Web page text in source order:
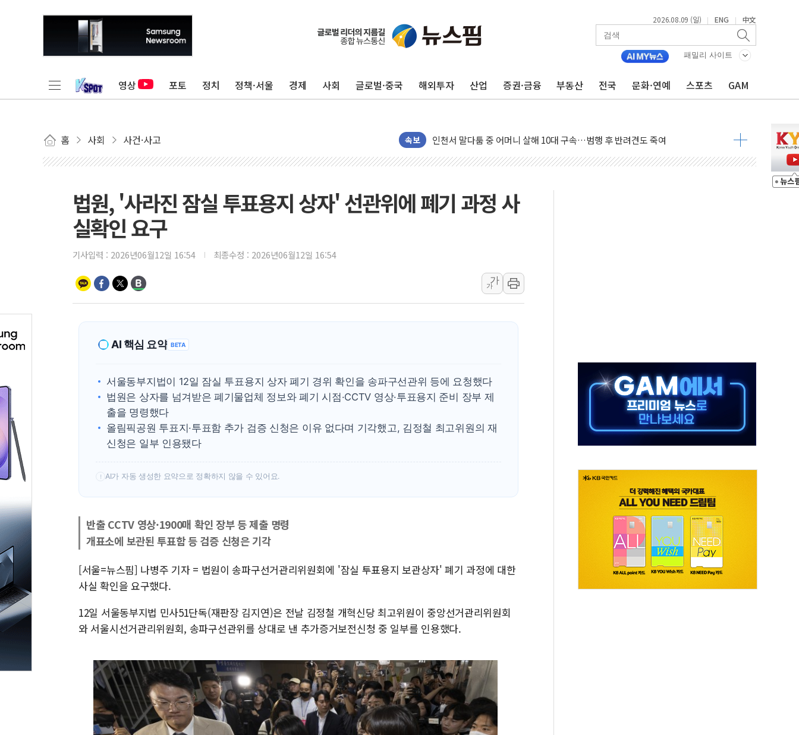
2026.08.09 (일) | ENG | 中文
패밀리 사이트
영상 포토 정치 정책·서울 경제 사회 글로벌·중국 해외투자 산업 증권·금융 부동산 전국 문화·연예 스포츠 GAM
홈 사회 사건·사고 속보
평택 진위면 공장서 질식사고 발생…작업자 1명 숨져
포항 블루밸리 국가산단에 '철강 AI융합실증센터' 들어선다
[종합] 김민석, 정청래에 누적 1.48%p 차 선두 유지...金 46.01% vs 鄭 44.53%
민주당 경북도당위원장에 오중기 당선...합산득표율 68.63%
김민석, 강원·대구·경북 경선서 정청래에 승리…金 48.54% vs 鄭 44.40%
[속보] 민주, 강원·대구·경북 경선 결과...김민석 48.54% 정청래 44.40%
[속보] 민주, 대구 경선 결과 발표...정청래 47.82% 김민석 46.35% 송영길 5.83%
[속보] 민주, 강원 경선 결과 발표...김민석 50.30% 정청래 41.94% 송영길 7.76%
인천시 광복절 현수막 '태극기 거꾸로' 논란…이틀만에 철거
병무청, 보충역 전면 손질… 예술·체육요원 최대 33% 감축
여야, 황희 '버스 하우스' 공방…野 "청년 우롱 기괴" vs 與 "송구한 해프닝"
법원, '사라진 잠실 투표용지 상자' 선관위에 폐기 과정 사
실확인 요구
기사입력 : 2026년06월12일 16:54 최종수정 : 2026년06월12일 16:54
가
가
AI 핵심 요약 BETA
서울동부지법이 12일 잠실 투표용지 상자 폐기 경위 확인을 송파구선관위 등에 요청했다
법원은 상자를 넘겨받은 폐기물업체 정보와 폐기 시점·CCTV 영상·투표용지 준비 장부 제
출을 명령했다
올림픽공원 투표지·투표함 추가 검증 신청은 이유 없다며 기각했고, 김정철 최고위원의 재
신청은 일부 인용됐다
! AI가 자동 생성한 요약으로 정확하지 않을 수 있어요.
반출 CCTV 영상·1900매 확인 장부 등 제출 명령
개표소에 보관된 투표함 등 검증 신청은 기각
[서울=뉴스핌] 나병주 기자 = 법원이 송파구선거관리위원회에 '잠실 투표용지 보관상자' 폐기 과정에 대한
사실 확인을 요구했다.
12일 서울동부지법 민사51단독(재판장 김지연)은 전날 김정철 개혁신당 최고위원이 중앙선거관리위원회
와 서울시선거관리위원회, 송파구선관위를 상대로 낸 추가증거보전신청 중 일부를 인용했다.